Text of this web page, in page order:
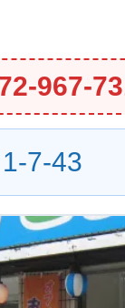
967-
7-43